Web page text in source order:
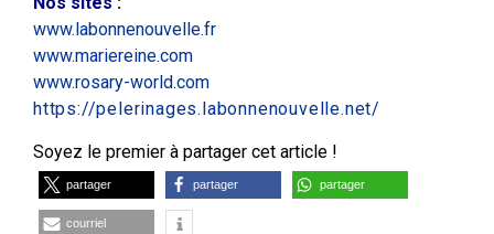
www.labonnenouvelle.fr
www.mariereine.com
www.rosary-world.com
https://pelerinages.labonnenouvelle.net/
Soyez le premier à partager cet article !
partager partager partager
courriel